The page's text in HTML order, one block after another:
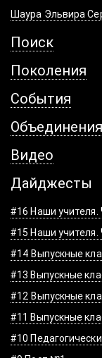
Шаура Эльвира
Поиск
Поколения
События
Объединения
Видео
Дайджесты
#16 Наши учителя.
#15 Наши учителя.
#14 Выпускные
#13 Выпускные
#12 Выпускные
#11 Выпускные
#10